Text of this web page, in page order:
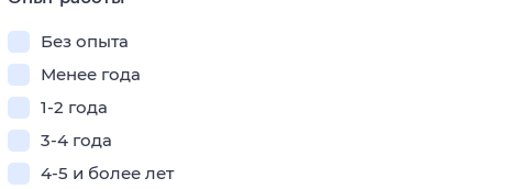
Без опыта
Менее года
1-2 года
3-4 года
4-5 и более лет